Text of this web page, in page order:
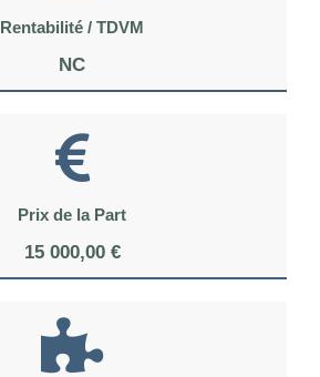
Rentabilité / TDVM
NC
Prix de la Part
15 000,00 €